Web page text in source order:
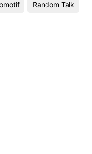
Random Talk